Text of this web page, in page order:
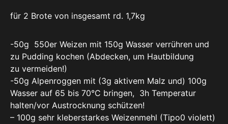
für 2 Brote von insgesamt rd. 1,7kg
-50g 550er Weizen mit 150g Wasser verrühren und
zu Pudding kochen (Abdecken, um Hautbildung
zu vermeiden!)
-50g Alpenroggen mit (3g aktivem Malz und) 100g
Wasser auf 65 bis 70°C bringen, 3h Temperatur
halten/vor Austrocknung schützen!
– 100g sehr kleberstarkes Weizenmehl (Tipo0 violett)